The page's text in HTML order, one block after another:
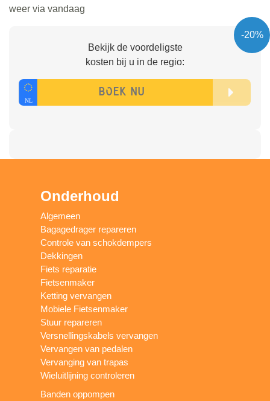
weer via vandaag
-20%
Bekijk de voordeligste
kosten bij u in de regio:
Onderhoud
Algemeen
Bagagedrager repareren
Controle van schokdempers
Dekkingen
Fiets reparatie
Fietsenmaker
Ketting vervangen
Mobiele Fietsenmaker
Stuur repareren
Versnellingskabels vervangen
Vervangen van pedalen
Vervanging van trapas
Wieluitlijning controleren
Banden oppompen